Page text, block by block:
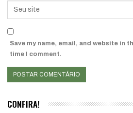
Save my name, email, and website in
time I comment.
CONFIRA!